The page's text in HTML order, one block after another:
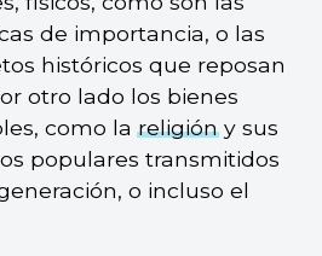
de importancia, o las
históricos que reposan
otro lado los bienes
como lareligióny sus
populares transmitidos
o incluso el